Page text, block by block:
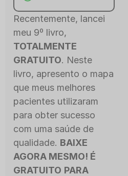
Recentemente, lancei
meu 9º livro,
TOTALMENTE
GRATUITO. Neste
livro, apresento o mapa
que meus melhores
pacientes utilizaram
para obter sucesso
com uma saúde de
qualidade. BAIXE
AGORA MESMO! É
GRATUITO PARA